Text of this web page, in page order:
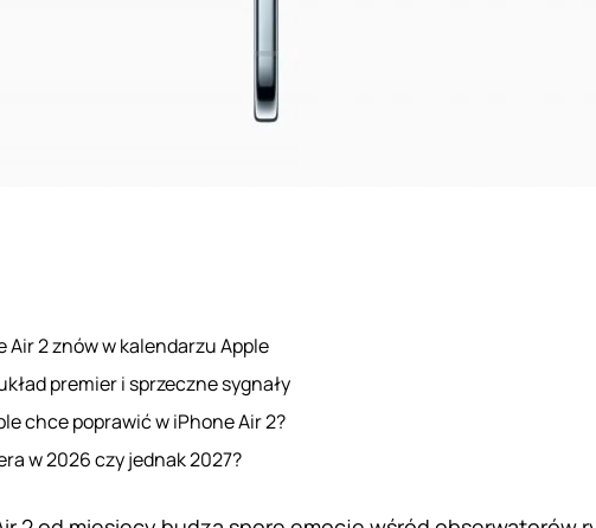
Air 2 znów w kalendarzu Apple
premier i sprzeczne sygnały
chce poprawić w iPhone Air 2?
w 2026 czy jednak 2027?